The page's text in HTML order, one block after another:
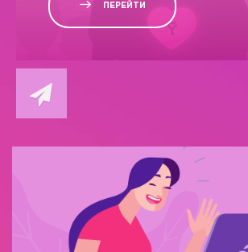
ПЕРЕЙТИ